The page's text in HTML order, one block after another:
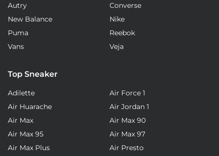
Autry
Converse
New Balance
Nike
Puma
Reebok
Vans
Veja
Top Sneaker
Adilette
Air Force 1
Air Huarache
Air Jordan 1
Air Max
Air Max 90
Air Max 95
Air Max 97
Air Max Plus
Air Presto